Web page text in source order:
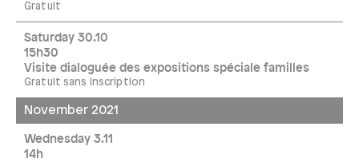
Gratuit
Saturday 30.10
15h30
Visite dialoguée des expositions spéciale familles
Gratuit sans inscription
November 2021
Wednesday 3.11
14h